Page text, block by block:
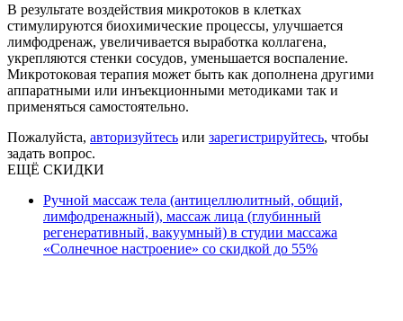
В результате воздействия микротоков в клетках
стимулируются биохимические процессы, улучшается
лимфодренаж, увеличивается выработка коллагена,
укрепляются стенки сосудов, уменьшается воспаление.
Микротоковая терапия может быть как дополнена другими
аппаратными или инъекционными методиками так и
применяться самостоятельно.
Пожалуйста, авторизуйтесь или зарегистрируйтесь, чтобы
задать вопрос.
ЕЩЁ СКИДКИ
Ручной массаж тела (антицеллюлитный, общий,
лимфодренажный), массаж лица (глубинный
регенеративный, вакуумный) в студии массажа
«Солнечное настроение» со скидкой до 55%